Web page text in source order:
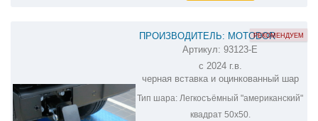
ПРОИЗВОДИТЕЛЬ: MOTODOR
ФАРКОП НА HAVAL H5 93123-E
Артикул: 93123-E
c 2024 г.в.
черная вставка и оцинкованный шар
Тип шара: Легкосъёмный "американский"
квадрат 50х50.
РЕКОМЕНДУЕМ